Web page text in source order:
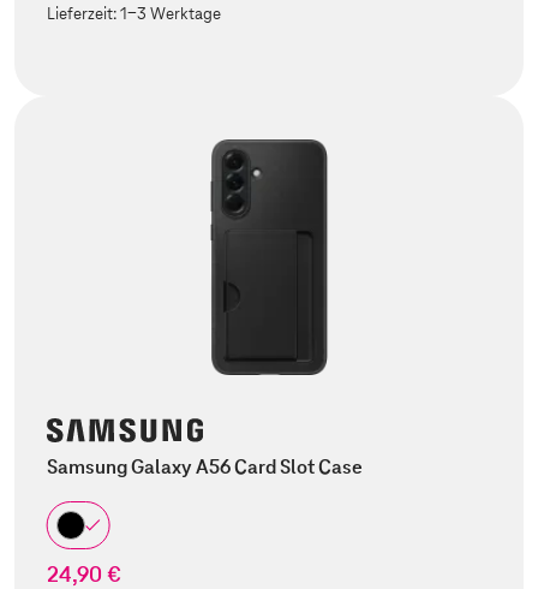
Lieferzeit:1-3 Werktage
Samsung Galaxy A56 Card Slot Case
24,90 €